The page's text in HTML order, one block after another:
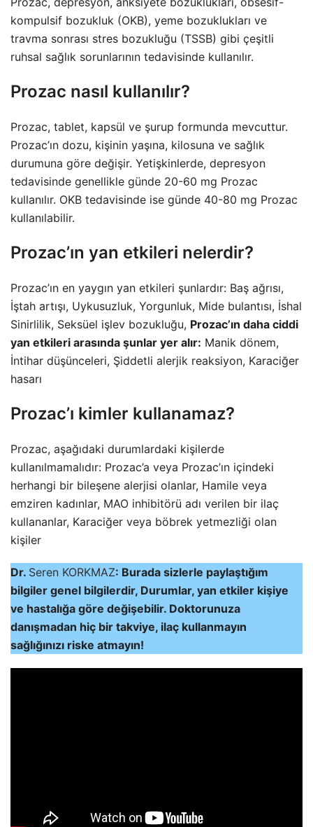
kompulsif bozukluk (OKB), yeme bozuklukları ve
travma sonrası stres bozukluğu (TSSB) gibi çeşitli
ruhsal sağlık sorunlarının tedavisinde kullanılır.
Prozac nasıl kullanılır?
Prozac, tablet, kapsül ve şurup formunda mevcuttur.
Prozac’ın dozu, kişinin yaşına, kilosuna ve sağlık
durumuna göre değişir. Yetişkinlerde, depresyon
tedavisinde genellikle günde 20-60 mg Prozac
kullanılır. OKB tedavisinde ise günde 40-80 mg Prozac
kullanılabilir.
Prozac’ın yan etkileri nelerdir?
Prozac’ın en yaygın yan etkileri şunlardır: Baş ağrısı,
İştah artışı, Uykusuzluk, Yorgunluk, Mide bulantısı, İshal
Sinirlilik, Seksüel işlev bozukluğu, Prozac’ın daha ciddi
yan etkileri arasında şunlar yer alır: Manik dönem,
İntihar düşünceleri, Şiddetli alerjik reaksiyon, Karaciğer
hasarı
Prozac’ı kimler kullanamaz?
Prozac, aşağıdaki durumlardaki kişilerde
kullanılmamalıdır: Prozac’a veya Prozac’ın içindeki
herhangi bir bileşene alerjisi olanlar, Hamile veya
emziren kadınlar, MAO inhibitörü adı verilen bir ilaç
kullananlar, Karaciğer veya böbrek yetmezliği olan
kişiler
Dr. Seren KORKMAZ: Burada sizlerle paylaştığım
bilgiler genel bilgilerdir, Durumlar, yan etkiler kişiye
ve hastalığa göre değişebilir. Doktorunuza
danışmadan hiç bir takviye, ilaç kullanmayın
sağlığınızı riske atmayın!